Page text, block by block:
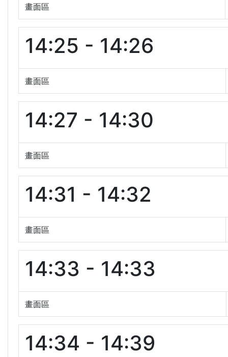
畫面區
14:25 - 14:26
畫面區
14:27 - 14:30
畫面區
14:31 - 14:32
畫面區
14:33 - 14:33
畫面區
14:34 - 14:39